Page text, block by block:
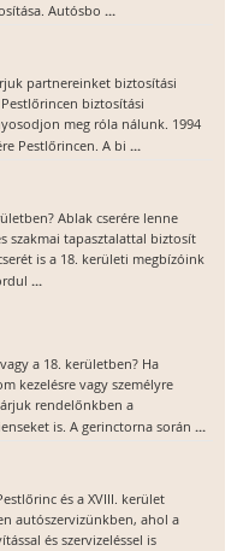
Autósbo ...
partnereinket biztosítási
biztosítási
meg róla nálunk. 1994
Pestlőrincen. A bi ...
Ablak cserére lenne
szakmai tapasztalattal biztosít
is a 18. kerületi megbízóink
...
a 18. kerületben? Ha
kezelésre vagy személyre
rendelőnkben a
is. A gerinctorna során ...
és a XVIII. kerület
autószervizünkben, ahol a
és szervizeléssel is